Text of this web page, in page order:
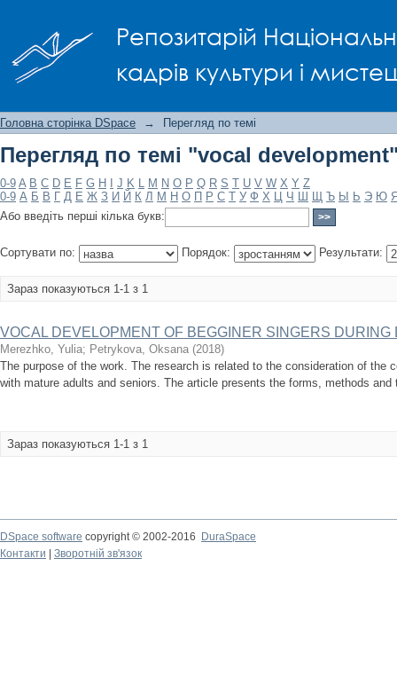
Репозитарій
кадрів культури і
Головна сторінка DSpace → Перегляд по темі
Перегляд по темі "vocal
0-9 A B C D E F G H J K L M N O P Q R S T U V W X Y Z
0-9 А Б В Г Д Е Ж З И Й К Л М Н О П Р С Т У Ф Х Ц Ч Ш Щ Ъ Ы Ь Э Ю
Або введіть перші кілька букв:
Сортувати по: Порядок: Результати:
Зараз показуються 1-1 з 1
VOCAL DEVELOPMENT OF BEGGINER SINGERS DURING
Merezhko, Yulia; Petrykova, Oksana (2018)
The purpose of the work. The research is related to the consideration of the
with mature adults and seniors. The article presents the forms, methods
Зараз показуються 1-1 з 1
DSpace software copyright © 2002-2016
DuraSpace
Контакти
Зворотній зв'язок